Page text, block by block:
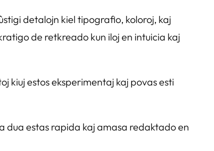
detalojn kiel tipografio, koloroj, kaj
de retkreado kun iloj en intuicia kaj
kiuj estos eksperimentaj kaj povas esti
dua estas rapida kaj amasa redaktado en